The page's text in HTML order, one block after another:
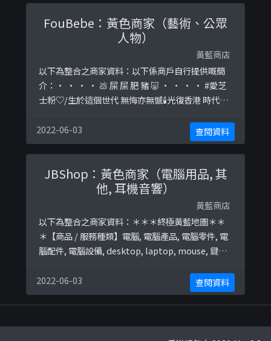
https://www.facebook.com/caa4gei3hktw/po
sts/1564146 ...
FouBebe：黃色商家（藝術、公眾
人物）
黃藍商店
以下為整合之商家資料：以下係商戶自行提供嘅簡
介：• • • • 💩 屎 屎 肥 豬 🐷 • • • • #愛芝
士粉♡/生於這個世代 無悔亦無憾🕯️光復香港 時代革
脫下來 相擁 ]/香城ONLINE || 每日任務 || 初心還在
嗎？以下係相關證明貼文：
https://www.facebook.com/Foubebe/photos/
a.5400 ...
2022-06-03 查閱資料
JBShop：黃色商家（電腦用品, 其
他, 耳機音響）
黃藍商店
以下為整合之商家資料：＊＊＊終極黃藍地圖＊＊
＊【商品 / 服務種類】電腦, 電腦產品, 電腦零件, 電
腦配件, 電腦設備, desktop, laptop, mouse, 鍵盤,
adaptor, 喇叭, 打印機, Printer, 列印機, macbook,
wifi, 砌機, router, 路由器, USB, monito ...
2022-06-03 查閱資料